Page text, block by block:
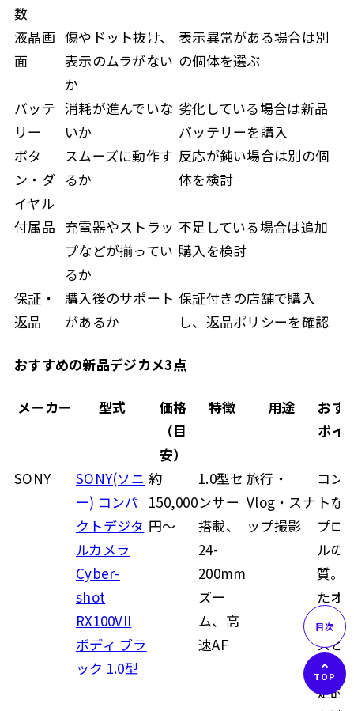
数
液晶画
面
傷やドット抜け、
表示のムラがない
か
表示異常がある場合は別
の個体を選ぶ
バッテ
リー
消耗が進んでいな
いか
劣化している場合は新品
バッテリーを購入
ボタ
ン・ダ
イヤル
スムーズに動作す
るか
反応が鈍い場合は別の個
体を検討
付属品 充電器やストラッ
プなどが揃ってい
るか
不足している場合は追加
購入を検討
保証・
返品
購入後のサポート
があるか
保証付きの店舗で購入
し、返品ポリシーを確認
おすすめの新品デジカメ3点
メーカー 型式
価格
（目
安）
特徴 用途
おす
ポイ
SONY
SONY(ソニ
ー) コンパ
クトデジタ
ルカメラ
Cyber-
shot
RX100VII
ボディ ブラ
ック 1.0型
約
150,000
円〜
1.0型セ
ンサー
搭載、
24-
200mm
ズー
ム、高
速AF
旅行・
Vlog・スナ
ップ撮影
コン
トな
プロ
ルの
質。
たオ
フォ
スと
性能
定的